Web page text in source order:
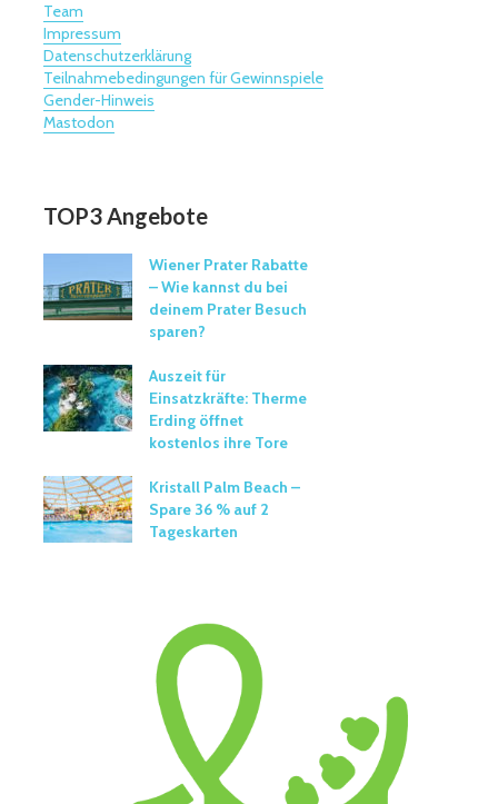
Team
Impressum
Datenschutzerklärung
Teilnahmebedingungen für Gewinnspiele
Gender-Hinweis
Mastodon
TOP3 Angebote
Wiener Prater Rabatte
– Wie kannst du bei
deinem Prater Besuch
sparen?
Auszeit für
Einsatzkräfte: Therme
Erding öffnet
kostenlos ihre Tore
Kristall Palm Beach –
Spare 36 % auf 2
Tageskarten